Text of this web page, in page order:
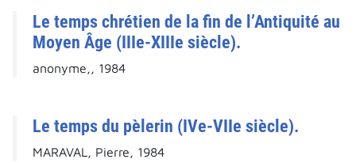
Le temps chrétien de la fin de l’Antiquité au
Moyen Âge (IIIe-XIIIe siècle).
anonyme,, 1984
Le temps du pèlerin (IVe-VIIe siècle).
MARAVAL, Pierre, 1984